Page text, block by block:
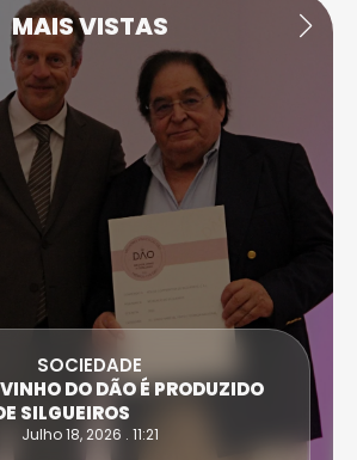
MAIS VISTAS
SOCIEDADE
DO DÃO É PRODUZIDO
SILGUEIROS
Julho 18, 2026 . 11:21